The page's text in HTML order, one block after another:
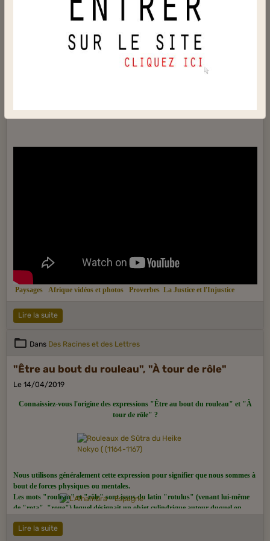
Quand l'éléphant trébuche, ce sont les fourmis qui en
pâtissent
Quando l'elefante inciampa, le formiche patiscono.
Paysages Afrique vidéos et photos Proverbes La Justice et l'Injustice
Lire la suite
Dans Des Racines et des Lettres
"Être au bout du rouleau", "À tour de rôle"
Le 14/04/2019
Connaissiez-vous l'origine des expressions "Être au bout du rouleau" et "À
tour de rôle" ?
Nous utilisons généralement cette expression pour signifier que nous sommes à
bout de forces physiques ou mentales.
Les mots "rouleau" et "rôle" sont issus du latin "rotulus" (venant lui-même
de "rota", "roue") lequel désignait un objet cylindrique autour duquel on
pour l'écriture utilisé durant le Moyen Âge, jusqu'à ce que le papier fasse son
Lire la suite